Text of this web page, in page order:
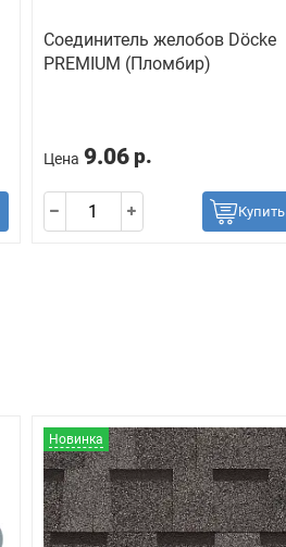
Соединитель желобов Döcke
PREMIUM (Пломбир)
Цена 9.06 р.
Купить
Новинка